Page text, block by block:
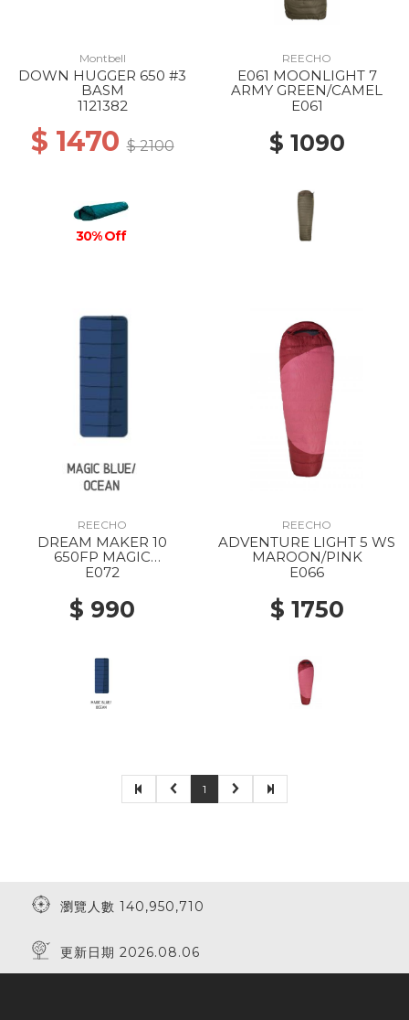
Montbell
DOWN HUGGER 650 #3
BASM
1121382
$ 1470$ 2100
30% Off
REECHO
E061 MOONLIGHT 7
ARMY GREEN/CAMEL
E061
$ 1090
REECHO
DREAM MAKER 10
650FP MAGIC
BLUE/OCEAN
E072
$ 990
REECHO
ADVENTURE LIGHT 5 WS
MAROON/PINK
E066
$ 1750
1
瀏覽人數 140,950,710
更新日期 2026.08.06